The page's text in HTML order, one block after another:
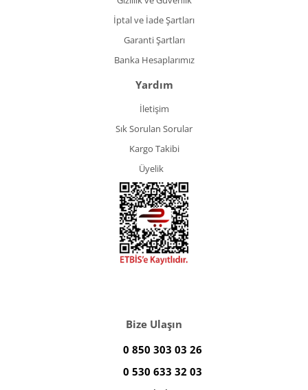
İptal ve İade Şartları
Garanti Şartları
Banka Hesaplarımız
Yardım
İletişim
Sık Sorulan Sorular
Kargo Takibi
Üyelik
Bize Ulaşın
0 850 303 03 26
0 530 633 32 03